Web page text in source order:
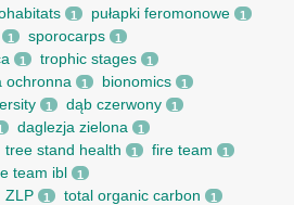
1 pułapki feromonowe 1
1 sporocarps 1
1 trophic stages 1
ochronna 1 bionomics 1
1 dąb czerwony 1
daglezja zielona 1
tree stand health 1 fire team 1
team ibl 1
ZLP 1 total organic carbon 1